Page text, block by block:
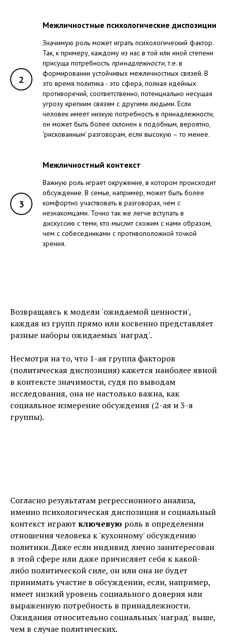
2
Межличностные психологические диспозиции
Значимую роль может играть психологический фактор.
Так, к примеру, каждому из нас в той или иной степени
присуща потребность принадлежности, т.е. в
формировании устойчивых межличностных связей. В
это время политика - это сфера, полная идейных
противоречий, соответственно, потенциально несущая
угрозу крепким связям с другими людьми. Если
человек имеет низкую потребность в принадлежности,
он может быть более склонен к подобным, вероятно,
'рискованным' разговорам, если высокую – то менее.
3
Межличностный контекст
Важную роль играет окружение, в котором происходит
обсуждение. В семье, например, может быть более
комфортно участвовать в разговорах, чем с
незнакомцами. Точно так же легче вступать в
дискуссию с теми, кто мыслит схожим с нами образом,
чем с собеседниками с противоположной точкой
зрения.
Возвращаясь к модели 'ожидаемой ценности',
каждая из групп прямо или косвенно представляет
разные наборы ожидаемых 'наград'.
Несмотря на то, что 1-ая группа факторов
(политическая диспозиция) кажется наиболее явной
в контексте значимости, судя по выводам
исследования, она не настолько важна, как
социальное измерение обсуждения (2-ая и 3-я
группы).
Согласно результатам регрессионного анализа,
именно психологическая диспозиция и социальный
контекст играют ключевую роль в определении
отношения человека к 'кухонному' обсуждению
политики. Даже если индивид лично заинтересован
в этой сфере или даже причисляет себя к какой-
либо политической силе, он или она не будет
принимать участие в обсуждении, если, например,
имеет низкий уровень социального доверия или
выраженную потребность в принадлежности.
Ожидания относительно социальных 'наград' выше,
чем в случае политических.